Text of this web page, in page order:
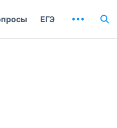
ЕГЭ